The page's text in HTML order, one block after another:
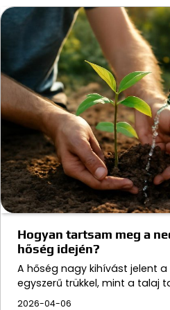
Hogyan tartsam meg a
hőség idején?
A hőség nagy kihívást jelent
egyszerű trükkel, mint a talaj
2026-04-06